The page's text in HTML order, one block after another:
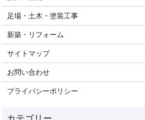
足場・土木・塗装工事
新築・リフォーム
サイトマップ
お問い合わせ
プライバシーポリシー